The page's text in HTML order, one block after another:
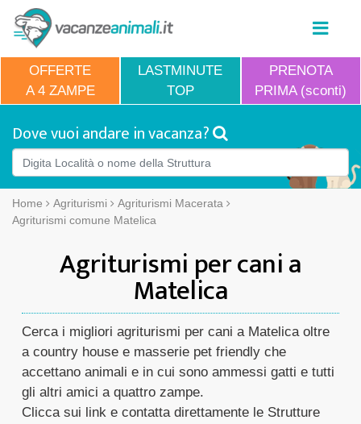
OFFERTE
A 4 ZAMPE
LASTMINUTE
TOP
PRENOTA
PRIMA (sconti)
Dove vuoi andare in vacanza?
Home Agriturismi
Agriturismi Macerata
Agriturismi comune Matelica
Agriturismi per cani a
Matelica
Cerca i migliori agriturismi per cani a Matelica oltre
a country house e masserie pet friendly che
accettano animali e in cui sono ammessi gatti e tutti
gli altri amici a quattro zampe.
Clicca sui link e contatta direttamente le Strutture